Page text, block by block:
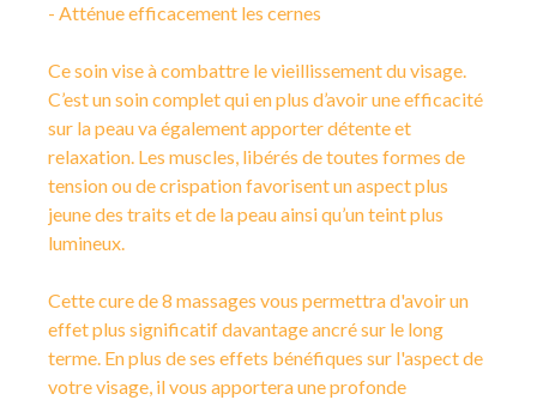
- Atténue efficacement les cernes
Ce soin vise à combattre le vieillissement du visage.
C’est un soin complet qui en plus d’avoir une efficacité
sur la peau va également apporter détente et
relaxation. Les muscles, libérés de toutes formes de
tension ou de crispation favorisent un aspect plus
jeune des traits et de la peau ainsi qu’un teint plus
lumineux.
Cette cure de 8 massages vous permettra d'avoir un
effet plus significatif davantage ancré sur le long
terme. En plus de ses effets bénéfiques sur l'aspect de
votre visage, il vous apportera une profonde